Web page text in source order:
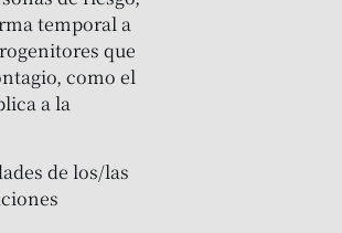
temporal a
que
como el
a la
de los/las